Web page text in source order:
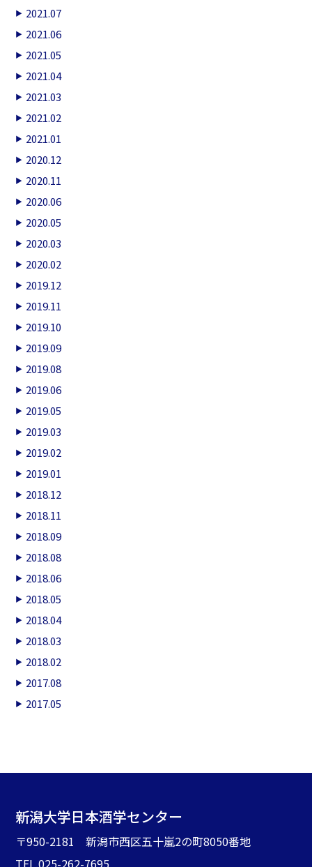
2021.07
2021.06
2021.05
2021.04
2021.03
2021.02
2021.01
2020.12
2020.11
2020.06
2020.05
2020.03
2020.02
2019.12
2019.11
2019.10
2019.09
2019.08
2019.06
2019.05
2019.03
2019.02
2019.01
2018.12
2018.11
2018.09
2018.08
2018.06
2018.05
2018.04
2018.03
2018.02
2017.08
2017.05
新潟大学日本酒学センター
〒950-2181 新潟市西区五十嵐2の町8050番地
TEL.025-262-7695